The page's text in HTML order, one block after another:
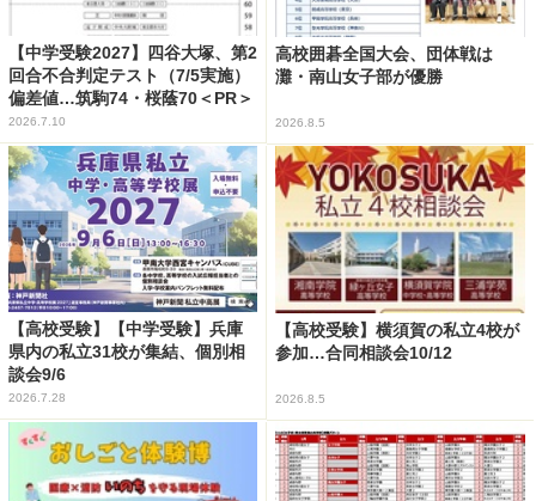
【中学受験2027】四谷大塚、第2
回合不合判定テスト（7/5実施）
偏差値…筑駒74・桜蔭70＜PR＞
2026.7.10
高校囲碁全国大会、団体戦は
灘・南山女子部が優勝
2026.8.5
【高校受験】【中学受験】兵庫
県内の私立31校が集結、個別相
談会9/6
2026.7.28
【高校受験】横須賀の私立4校が
参加…合同相談会10/12
2026.8.5